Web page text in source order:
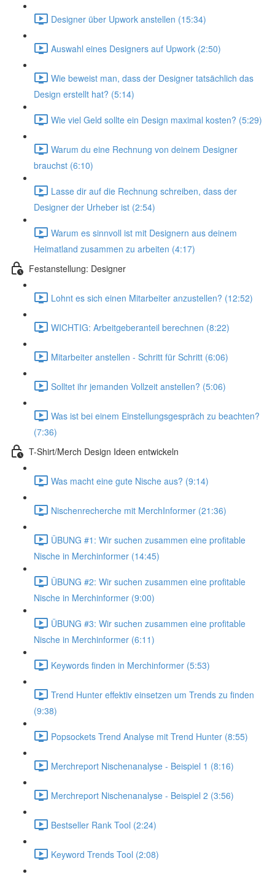
Designer über Upwork anstellen (15:34)
Auswahl eines Designers auf Upwork (2:50)
Wie beweist man, dass der Designer tatsächlich das
Design erstellt hat? (5:14)
Wie viel Geld sollte ein Design maximal kosten? (5:29)
Warum du eine Rechnung von deinem Designer
brauchst (6:10)
Lasse dir auf die Rechnung schreiben, dass der
Designer der Urheber ist (2:54)
Warum es sinnvoll ist mit Designern aus deinem
Heimatland zusammen zu arbeiten (4:17)
Festanstellung: Designer
Lohnt es sich einen Mitarbeiter anzustellen? (12:52)
WICHTIG: Arbeitgeberanteil berechnen (8:22)
Mitarbeiter anstellen - Schritt für Schritt (6:06)
Solltet ihr jemanden Vollzeit anstellen? (5:06)
Was ist bei einem Einstellungsgespräch zu beachten?
(7:36)
T-Shirt/Merch Design Ideen entwickeln
Was macht eine gute Nische aus? (9:14)
Nischenrecherche mit MerchInformer (21:36)
ÜBUNG #1: Wir suchen zusammen eine profitable
Nische in Merchinformer (14:45)
ÜBUNG #2: Wir suchen zusammen eine profitable
Nische in Merchinformer (9:00)
ÜBUNG #3: Wir suchen zusammen eine profitable
Nische in Merchinformer (6:11)
Keywords finden in Merchinformer (5:53)
Trend Hunter effektiv einsetzen um Trends zu finden
(9:38)
Popsockets Trend Analyse mit Trend Hunter (8:55)
Merchreport Nischenanalyse - Beispiel 1 (8:16)
Merchreport Nischenanalyse - Beispiel 2 (3:56)
Bestseller Rank Tool (2:24)
Keyword Trends Tool (2:08)